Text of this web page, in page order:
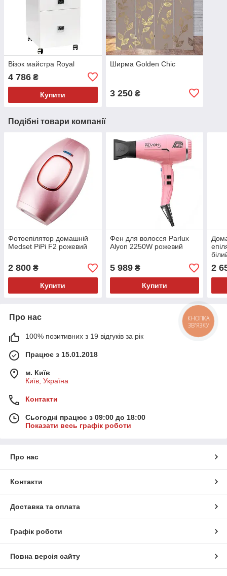
Візок майстра Royal
4 786 ₴
Купити
Ширма Golden Chic
3 250₴
Подібні товари компанії
Фотоепілятор домашній
Medset PiPi F2 рожевий
2 800 ₴
Купити
Фен для волосся Parlux
Alyon 2250W рожевий
5 989₴
Купити
2
Про нас
100% позитивних з 19 відгуків за рік
Працює з 15.01.2018
м. Київ
Київ, Україна
Контакти
Сьогодні працює з 09:00 до 18:00
Показати весь графік роботи
Про нас
Контакти
Доставка та оплата
Графік роботи
Повна версія сайту
КНОПКА
ЗВ'ЯЗКУ